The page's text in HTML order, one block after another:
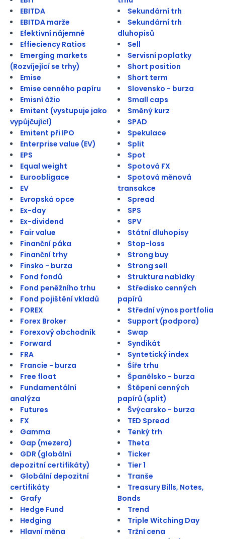
EBITDA
EBITDA marže
Efektivní nájemné
Effieciency Ratios
Emerging markets
(Rozvíjející se trhy)
Emise
Emise cenného papíru
Emisní ážio
Emitent (vystupuje jako
vypůjčující)
Emitent při IPO
Enterprise value (EV)
EPS
Equal weight
Euroobligace
EV
Evropská opce
Ex-day
Ex-dividend
Fair value
Finanční páka
Finanční trhy
Finsko - burza
Fond fondů
Fond peněžního trhu
Fond pojištění vkladů
FOREX
Forex Broker
Forexový obchodník
Forward
FRA
Francie - burza
Free float
Fundamentální
analýza
Futures
FX
Gamma
Gap (mezera)
GDR (globální
depozitní certifikáty)
Globální depozitní
certifikáty
Grafy
Hedge Fund
Hedging
Hlavní měna
Sekundární trh
Sekundární trh
dluhopisů
Sell
Servisní poplatky
Short position
Short term
Slovensko - burza
Small caps
Směný kurz
SPAD
Spekulace
Split
Spot
Spotová FX
Spotová měnová
transakce
Spread
SPS
SPV
Státní dluhopisy
Stop-loss
Strong buy
Strong sell
Struktura nabídky
Středisko cenných
papírů
Střední výnos portfolia
Support (podpora)
Swap
Syndikát
Syntetický index
Šíře trhu
Španělsko - burza
Štěpení cenných
papírů (split)
Švýcarsko - burza
TED Spread
Tenký trh
Theta
Ticker
Tier 1
Tranše
Treasury Bills, Notes,
Bonds
Trend
Triple Witching Day
Tržní cena